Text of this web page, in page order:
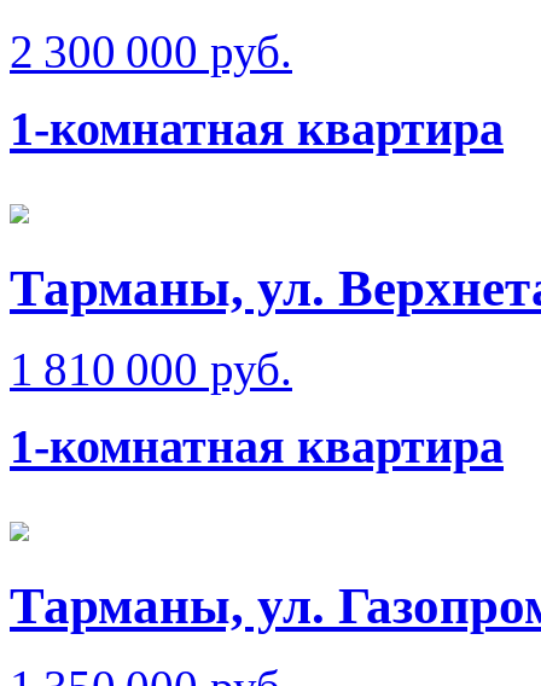
2 300 000 руб.
1-комнатная квартира
Тарманы, ул.
1 810 000 руб.
1-комнатная квартира
Тарманы, ул.